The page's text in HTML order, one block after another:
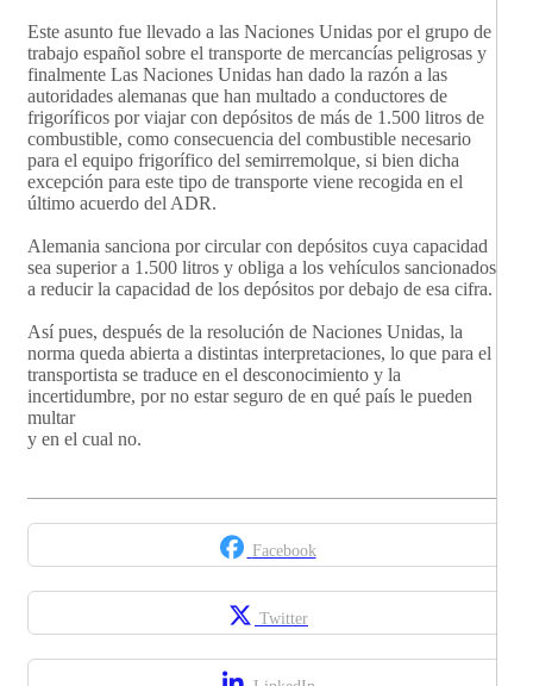
Este asunto fue llevado a las Naciones Unidas por el grupo de
trabajo español sobre el transporte de mercancías peligrosas y
finalmente Las Naciones Unidas han dado la razón a las
autoridades alemanas que han multado a conductores de
frigoríficos por viajar con depósitos de más de 1.500 litros de
combustible, como consecuencia del combustible necesario
para el equipo frigorífico del semirremolque, si bien dicha
excepción para este tipo de transporte viene recogida en el
último acuerdo del ADR.
Alemania sanciona por circular con depósitos cuya capacidad
sea superior a 1.500 litros y obliga a los vehículos sancionados
a reducir la capacidad de los depósitos por debajo de esa cifra.
Así pues, después de la resolución de Naciones Unidas, la
norma queda abierta a distintas interpretaciones, lo que para el
transportista se traduce en el desconocimiento y la
incertidumbre, por no estar seguro de en qué país le pueden
multar
y en el cual no.
Facebook
Twitter